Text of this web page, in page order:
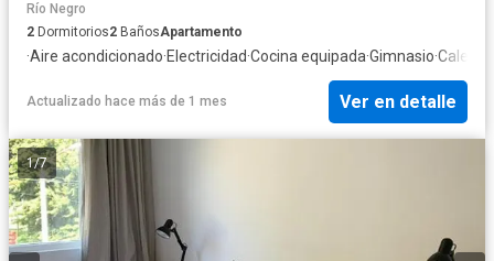
Río Negro
2 Dormitorios2 BañosApartamento
·Aire acondicionado·Electricidad·Cocina equipada·Gimnasio·
Actualizado hace más de 1 mes Ver en detalle
1/7